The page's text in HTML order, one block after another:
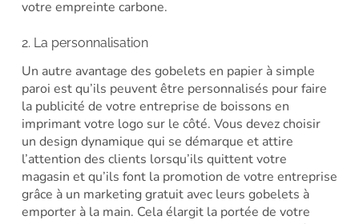
votre empreinte carbone.
2. La personnalisation
Un autre avantage des gobelets en papier à simple
paroi est qu’ils peuvent être personnalisés pour faire
la publicité de votre entreprise de boissons en
imprimant votre logo sur le côté. Vous devez choisir
un design dynamique qui se démarque et attire
l’attention des clients lorsqu’ils quittent votre
magasin et qu’ils font la promotion de votre entreprise
grâce à un marketing gratuit avec leurs gobelets à
emporter à la main. Cela élargit la portée de votre